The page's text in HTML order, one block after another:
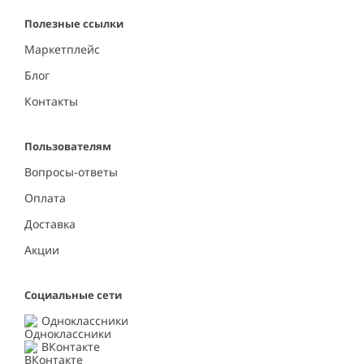
Полезные ссылки
Маркетплейс
Блог
Контакты
Пользователям
Вопросы-ответы
Оплата
Доставка
Акции
Социальные сети
Одноклассники
ВКонтакте